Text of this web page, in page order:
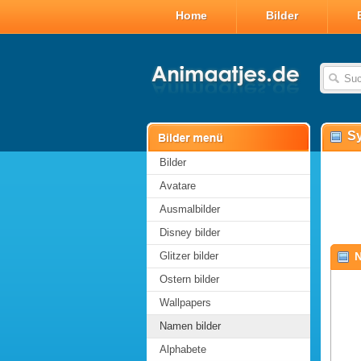
Home Bilder
Bilder
Avatare
Ausmalbilder
Disney bilder
Glitzer bilder
Ostern bilder
Wallpapers
Namen bilder
Alphabete